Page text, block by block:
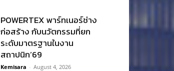
POWERTEX พาร์ทเนอร์ช่าง
ก่อสร้าง กับนวัตกรรมที่ยก
ระดับมาตรฐานในงาน
สถาปนิก’69
Kemisara - August 4, 2026